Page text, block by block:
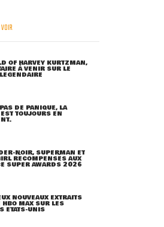
OF HARVEY KURTZMAN,
À VENIR SUR LE
DE PANIQUE, LA
TOUJOURS EN
NOIR, SUPERMAN ET
RÉCOMPENSÉS AUX
SUPER AWARDS 2026
NOUVEAUX EXTRAITS
HBO MAX SUR LES
ETATS-UNIS